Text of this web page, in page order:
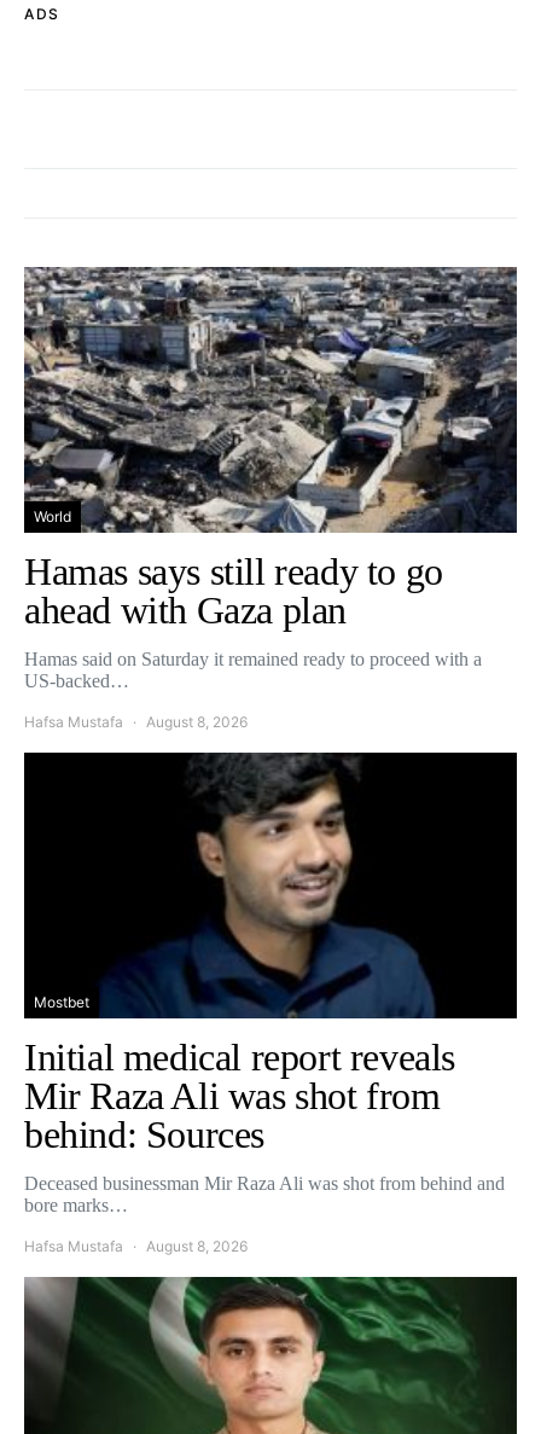
ADS
World
Hamas says still ready to go
ahead with Gaza plan
Hamas said on Saturday it remained ready to proceed with a
US-backed…
Hafsa Mustafa August 8, 2026
Mostbet
Initial medical report reveals
Mir Raza Ali was shot from
behind: Sources
Deceased businessman Mir Raza Ali was shot from behind and
bore marks…
Hafsa Mustafa August 8, 2026